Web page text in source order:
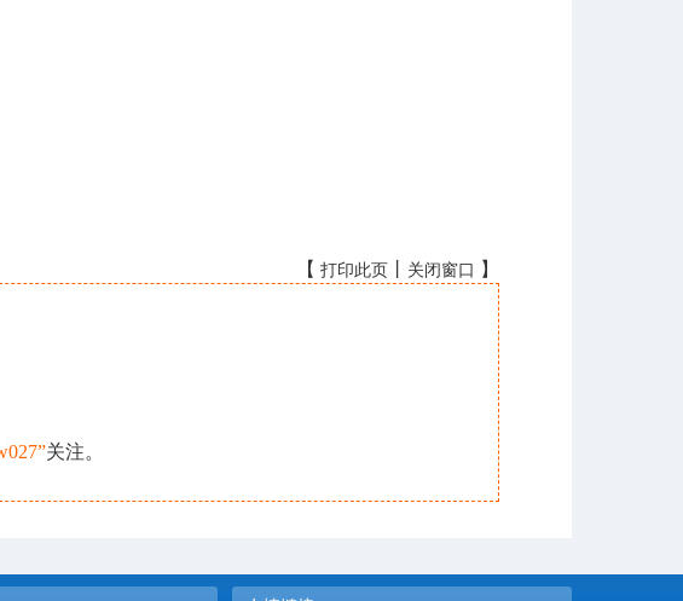
【 打印此页 关闭窗口 】
关注。